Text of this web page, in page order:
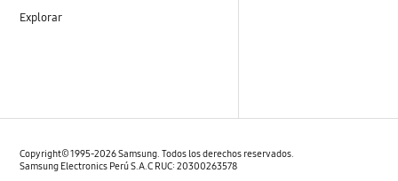
Explorar
Copyright© 1995-2026 Samsung. Todos los derechos reservados.
Samsung Electronics Perú S.A.C RUC: 20300263578